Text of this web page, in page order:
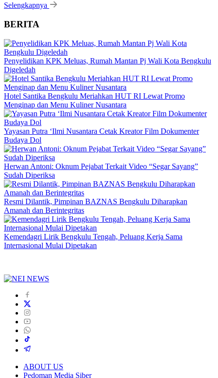
Selengkapnya
BERITA
Penyelidikan KPK Meluas, Rumah Mantan Pj Wali Kota Bengkulu
Digeledah
Hotel Santika Bengkulu Meriahkan HUT RI Lewat Promo
Menginap dan Menu Kuliner Nusantara
Yayasan Putra ‘Ilmi Nusantara Cetak Kreator Film Dokumenter
Budaya Dol
Herwan Antoni: Oknum Pejabat Terkait Video “Segar Sayang”
Sudah Diperiksa
Resmi Dilantik, Pimpinan BAZNAS Bengkulu Diharapkan
Amanah dan Berintegritas
Kemendagri Lirik Bengkulu Tengah, Peluang Kerja Sama
Internasional Mulai Dipetakan
ABOUT US
Pedoman Media Siber